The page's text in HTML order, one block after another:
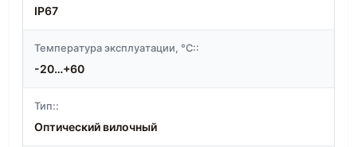
IP67
Температура эксплуатации, °C::
-20…+60
Тип::
Оптический вилочный